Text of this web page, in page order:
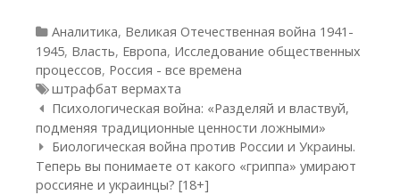
Рубрики
Аналитика, Великая Отечественная война 1941-
1945, Власть, Европа, Исследование общественных
процессов, Россия - все времена
Метки
штрафбат вермахта
Навигация по статьям
Психологическая война: «Разделяй и властвуй,
подменяя традиционные ценности ложными»
Биологическая война против России и Украины.
Теперь вы понимаете от какого «гриппа» умирают
россияне и украинцы? [18+]